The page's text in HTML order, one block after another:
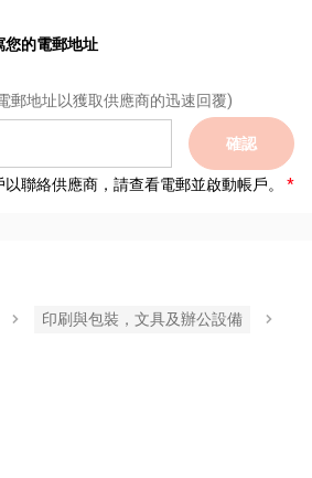
您的電郵地址
郵地址以獲取供應商的迅速回覆)
確認
聯絡供應商，請查看電郵並啟動帳戶。
印刷與包裝，文具及辦公設備